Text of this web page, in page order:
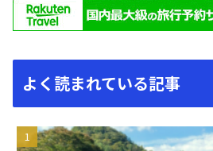
よく読まれている記事